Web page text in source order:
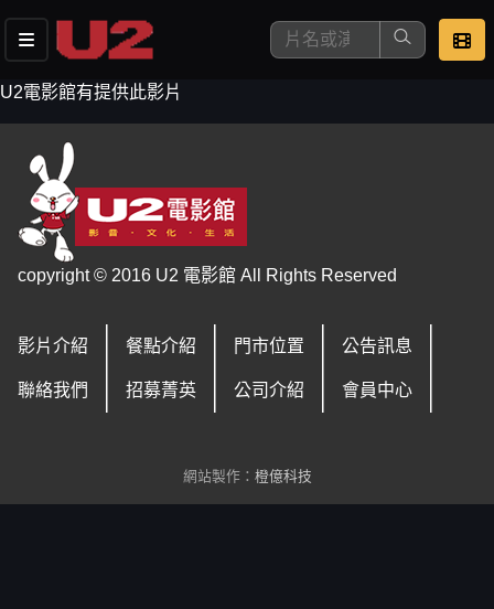
去敲定看片時間
U2電影館有提供此影片
copyright © 2016 U2 電影館 All Rights Reserved
影片介紹 餐點介紹 門市位置 公告訊息
聯絡我們 招募菁英 公司介紹 會員中心
網站製作： 橙億科技